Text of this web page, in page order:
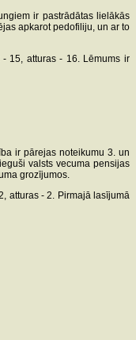
ir pastrādātas lielākās
apkarot pedofiliju, un ar to
15, atturas - 16. Lēmums ir
ir pārejas noteikumu 3. un
valsts vecuma pensijas
grozījumos.
atturas - 2. Pirmajā lasījumā